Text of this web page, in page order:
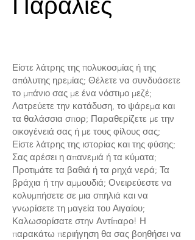
Παραλίες
Είστε λάτρης της πολυκοσμίας ή της
απόλυτης ηρεμίας; Θέλετε να συνδυάσετε
το μπάνιο σας με ένα νόστιμο μεζέ;
Λατρεύετε την κατάδυση, το ψάρεμα και
τα θαλάσσια σπορ; Παραθερίζετε με την
οικογένειά σας ή με τους φίλους σας;
Είστε λάτρης της ιστορίας και της φύσης;
Σας αρέσει η απανεμιά ή τα κύματα;
Προτιμάτε τα βαθιά ή τα ρηχά νερά; Τα
βράχια ή την αμμουδιά; Ονειρεύεστε να
κολυμπήσετε σε μια σπηλιά και να
γνωρίσετε τη μαγεία του Αιγαίου;
Καλωσορίσατε στην Αντίπαρο! Η
παρακάτω περιήγηση θα σας βοηθήσει να